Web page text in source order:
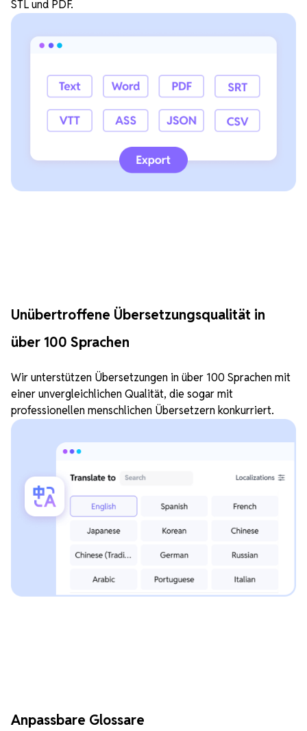
STL und PDF.
Unübertroffene Übersetzungsqualität in
über 100 Sprachen
Wir unterstützen Übersetzungen in über 100 Sprachen mit
einer unvergleichlichen Qualität, die sogar mit
professionellen menschlichen Übersetzern konkurriert.
Anpassbare Glossare